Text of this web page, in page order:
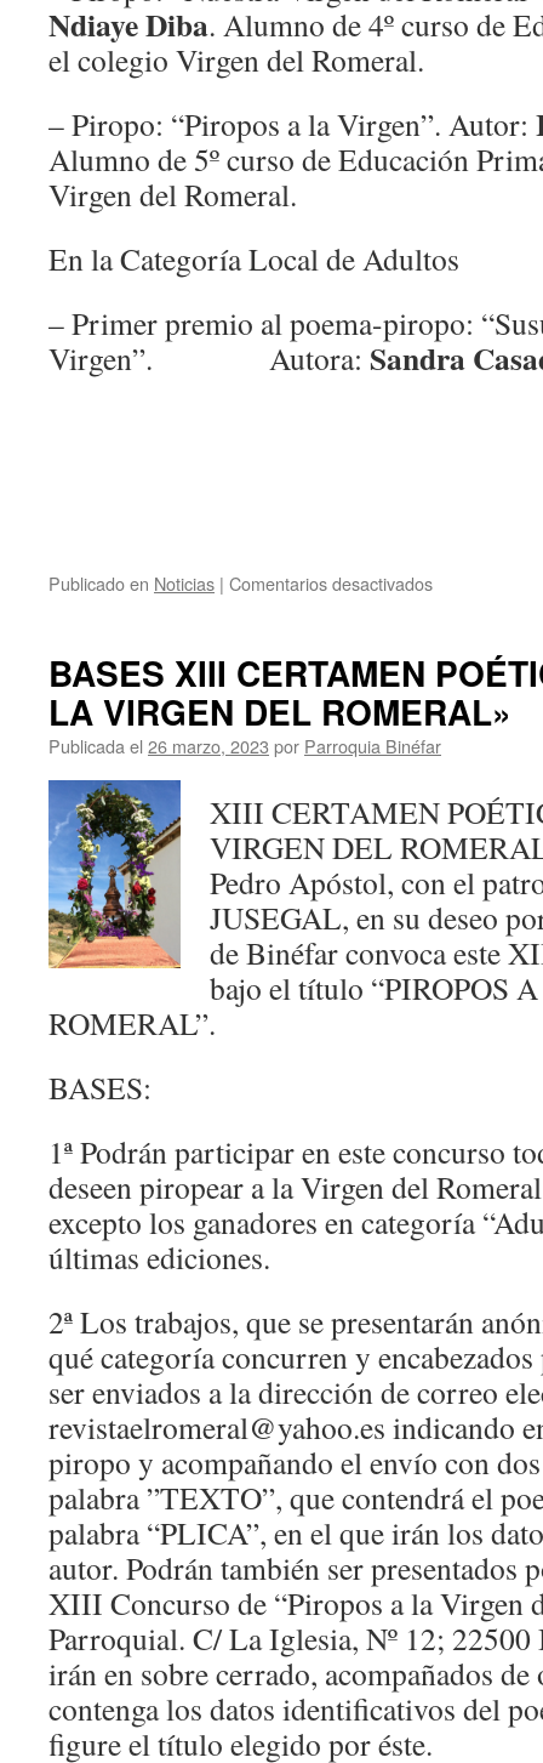
Ndiaye Diba. Alumno de 4º curso de
el colegio Virgen del Romeral.
– Piropo: “Piropos a la Virgen”. Autor:
Alumno de 5º curso de Educación
Virgen del Romeral.
En la Categoría Local de Adultos
– Primer premio al poema-piropo:
Virgen”. Autora: Sandra
Publicado en Noticias | Comentarios desactivados
POÉTICO
“PIROPOS
A
LA
VIRGEN
ROMERAL”
—
FALLO
DEL
JURADO
BASES XIII CERTAMEN
LA VIRGEN DEL ROMERAL»
Publicada el 26 marzo, 2023 por Parroquia Binéfar
XIII CERTAMEN
VIRGEN DEL
Pedro Apóstol, con el
JUSEGAL, en su deseo
de Binéfar convoca este
bajo el título “PIROPOS
ROMERAL”.
BASES:
1ª Podrán participar en este concurso
deseen piropear a la Virgen del
excepto los ganadores en categoría
últimas ediciones.
2ª Los trabajos, que se presentarán
qué categoría concurren y
ser enviados a la dirección de correo
revistaelromeral@yahoo.es indicando
piropo y acompañando el envío con
palabra ”TEXTO”, que contendrá el
palabra “PLICA”, en el que irán los
autor. Podrán también ser presentados
XIII Concurso de “Piropos a la Virgen
Parroquial. C/ La Iglesia, Nº 12; 22500
irán en sobre cerrado, acompañados
contenga los datos identificativos del
figure el título elegido por éste.